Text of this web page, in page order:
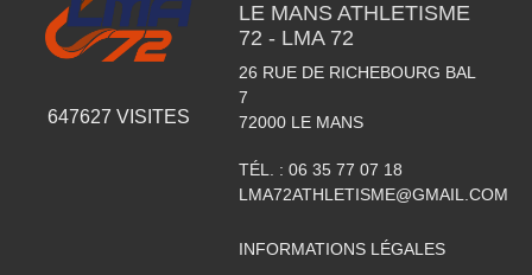
647627 VISITES
LE MANS ATHLETISME
72 - LMA 72
26 RUE DE RICHEBOURG BAL
7
72000 LE MANS
TÉL. : 06 35 77 07 18
LMA72ATHLETISME@GMAIL.COM
INFORMATIONS LÉGALES